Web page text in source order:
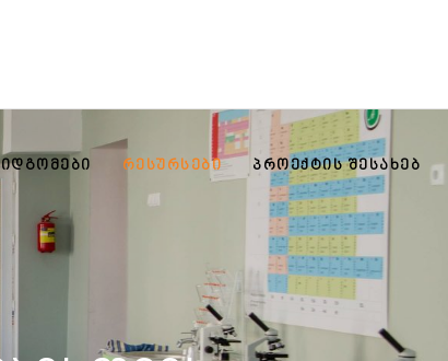
ᲠᲔᲡᲣᲠᲡᲔᲑᲘ ᲞᲠᲝᲔᲥᲢᲘᲡ ᲨᲔᲡᲐᲮᲔᲑ